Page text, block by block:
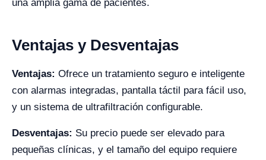
una amplia gama de pacientes.
Ventajas y Desventajas
Ventajas: Ofrece un tratamiento seguro e inteligente
con alarmas integradas, pantalla táctil para fácil uso,
y un sistema de ultrafiltración configurable.
Desventajas: Su precio puede ser elevado para
pequeñas clínicas, y el tamaño del equipo requiere